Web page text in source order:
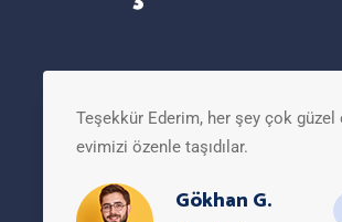
Teşekkür Ederim, her şey çok güzel
evimizi özenle taşıdılar.
Gökhan G.